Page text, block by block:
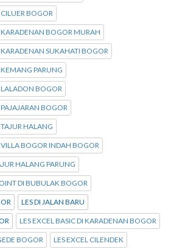
CILUER BOGOR
KARADENAN BOGOR MURAH
KARADENAN SUKAHATI BOGOR
KEMANG PARUNG
LALADON BOGOR
PAJAJARAN BOGOR
TAJUR HALANG
VILLA BOGOR INDAH BOGOR
HALANG PARUNG
DI BUBULAK BOGOR
LES DI JALAN BARU
LES EXCEL BASIC DI KARADENAN BOGOR
BOGOR LES EXCEL CILENDEK